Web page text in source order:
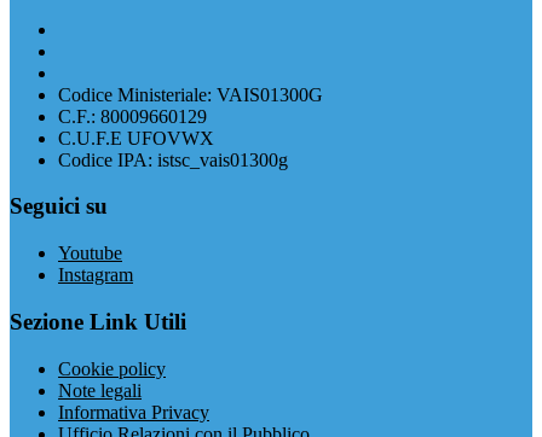
Codice Ministeriale: VAIS01300G
C.F.: 80009660129
C.U.F.E UFOVWX
Codice IPA: istsc_vais01300g
Seguici su
Youtube
Instagram
Sezione Link Utili
Cookie policy
Note legali
Informativa Privacy